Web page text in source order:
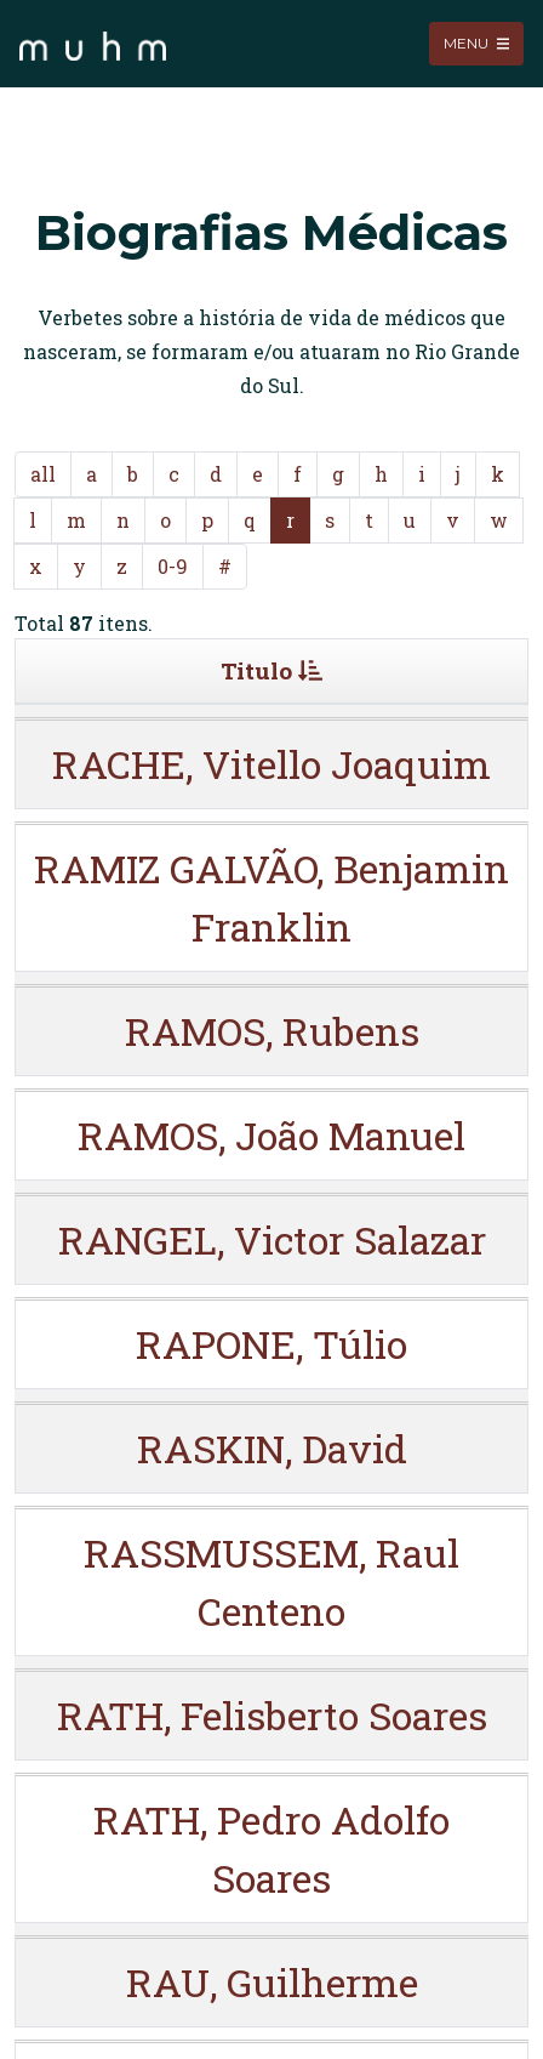
MENU
Biografias Médicas
Verbetes sobre a história de vida de médicos que
nasceram, se formaram e/ou atuaram no Rio Grande
do Sul.
all a b c d e f g h i j
k
l
m n o p q r s t u v
w
x
y z 0-9 #
Total 87 itens.
Titulo
RACHE, Vitello Joaquim
RAMIZ GALVÃO, Benjamin
Franklin
RAMOS, Rubens
RAMOS, João Manuel
RANGEL, Victor Salazar
RAPONE, Túlio
RASKIN, David
RASSMUSSEM, Raul
Centeno
RATH, Felisberto Soares
RATH, Pedro Adolfo
Soares
RAU, Guilherme